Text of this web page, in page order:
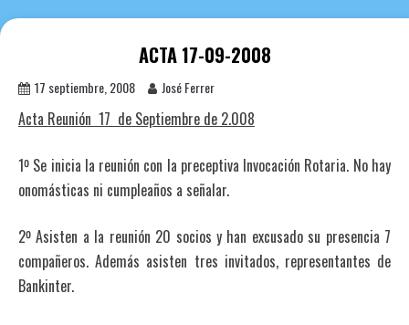
ACTA 17-09-2008
17 septiembre, 2008 José Ferrer
Acta Reunión 17 de Septiembre de 2.008
1º Se inicia la reunión con la preceptiva Invocación Rotaria. No hay
onomásticas ni cumpleaños a señalar.
2º Asisten a la reunión 20 socios y han excusado su presencia 7
compañeros. Además asisten tres invitados, representantes de
Bankinter.